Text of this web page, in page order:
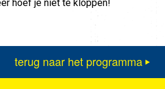
hoef je niet te kloppen!
terug naar het programma